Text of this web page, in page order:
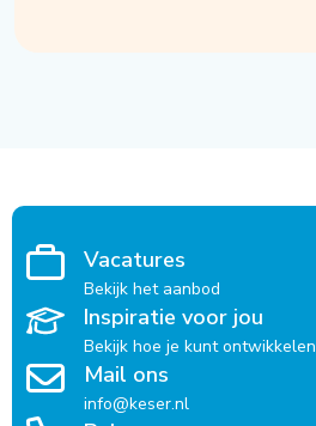
Vacatures
Bekijk het aanbod
Inspiratie voor jou
Bekijk hoe je kunt ontwikkelen
Mail ons
info@keser.nl